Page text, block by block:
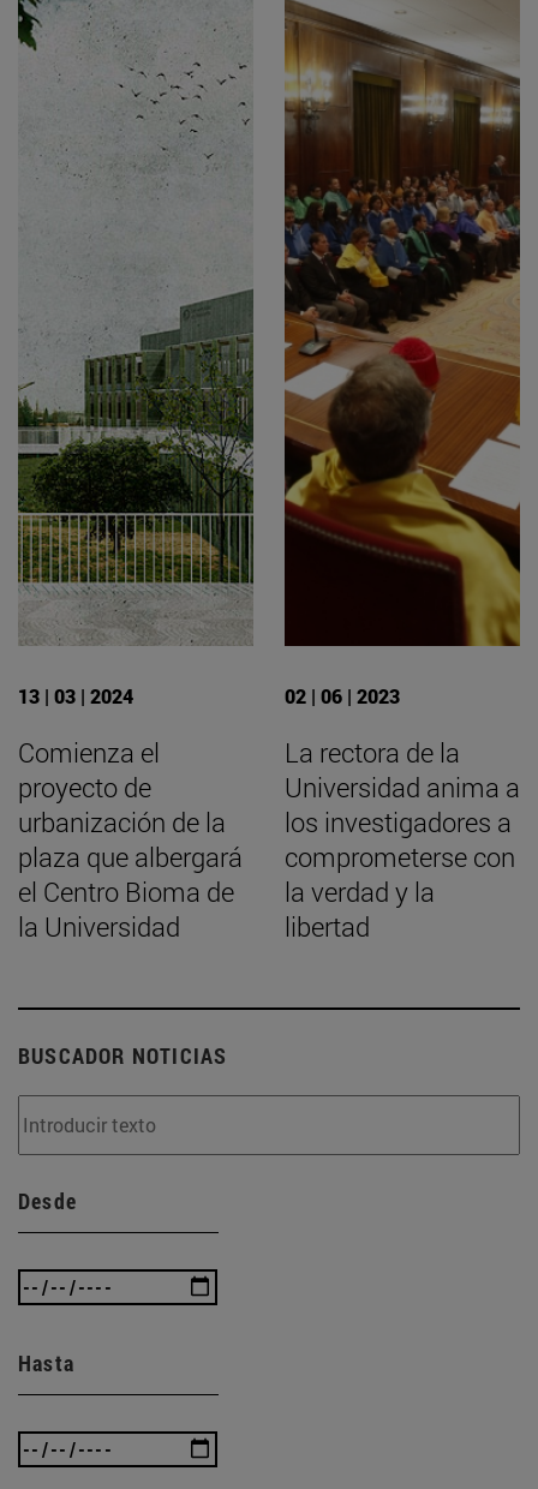
13 | 03 | 2024
Comienza el
proyecto de
urbanización de la
plaza que albergará
el Centro Bioma de
la Universidad
02 | 06 | 2023
La rectora de la
Universidad anima a
los investigadores a
comprometerse con
la verdad y la
libertad
BUSCADOR NOTICIAS
Desde
Hasta